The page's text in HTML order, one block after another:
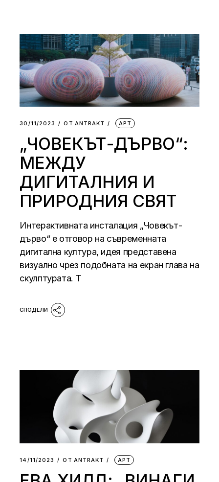
30/11/2023 ОТ АNTRAKT АРТ
„ЧОВЕКЪТ-ДЪРВО“:
МЕЖДУ
ДИГИТАЛНИЯ И
ПРИРОДНИЯ СВЯТ
Интерактивната инсталация „Човекът-
дърво“ е отговор на съвременната
дигитална култура, идея представена
визуално чрез подобната на екран глава на
скулптурата. Т
14/11/2023 ОТ АNTRAKT АРТ